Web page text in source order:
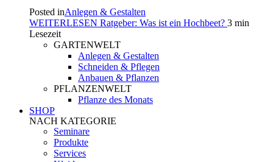
Posted inAnlegen & Gestalten
WEITERLESEN Ratgeber: Was ist ein Hochbeet? 3 min
Lesezeit
GARTENWELT
Anlegen & Gestalten
Schneiden & Pflegen
Anbauen & Pflanzen
PFLANZENWELT
Pflanze des Monats
SHOP
NACH KATEGORIE
Seminare
Produkte
Services